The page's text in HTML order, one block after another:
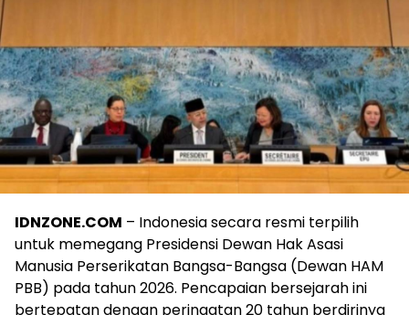
IDNZONE.COM – Indonesia secara resmi terpilih
untuk memegang Presidensi Dewan Hak Asasi
Manusia Perserikatan Bangsa-Bangsa (Dewan HAM
PBB) pada tahun 2026. Pencapaian bersejarah ini
bertepatan dengan peringatan 20 tahun berdirinya